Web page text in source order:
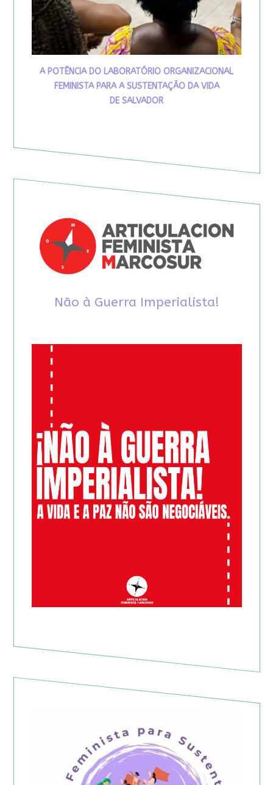
A POTÊNCIA DO LABORATÓRIO ORGANIZACIONAL
FEMINISTA PARA A SUSTENTAÇÃO DA VIDA
DE SALVADOR
Não à Guerra Imperialista!